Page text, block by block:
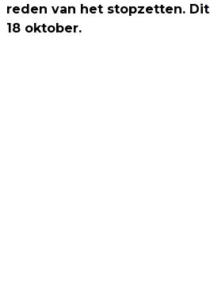
reden van het stopzetten. Dit
18 oktober.